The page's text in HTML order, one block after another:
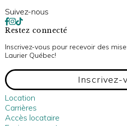
Suivez-nous
Restez connecté
Inscrivez-vous pour recevoir des
Laurier Québec!
Inscrivez-
Location
Carrières
Accès locataire